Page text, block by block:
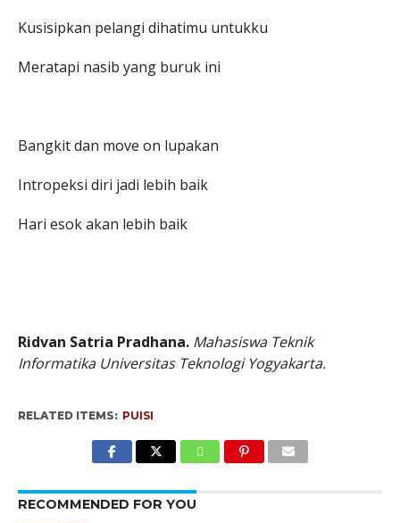
Kusisipkan pelangi dihatimu untukku
Meratapi nasib yang buruk ini
Bangkit dan move on lupakan
Intropeksi diri jadi lebih baik
Hari esok akan lebih baik
Ridvan Satria Pradhana. Mahasiswa Teknik
Informatika Universitas Teknologi Yogyakarta.
RELATED ITEMS: PUISI
RECOMMENDED FOR YOU